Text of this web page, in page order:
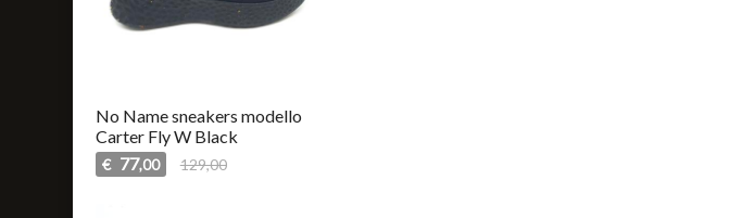
No Name sneakers modello
Carter Fly W Black
€ 77,00 129,00